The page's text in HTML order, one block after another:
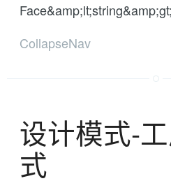
CollapseNav
设计模式-
式